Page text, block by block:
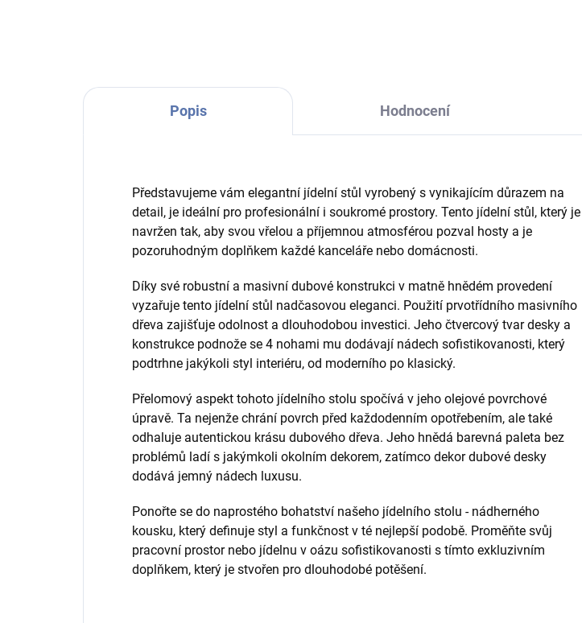
Popis Hodnocení
Představujeme vám elegantní jídelní stůl vyrobený s vynikajícím důrazem na
detail, je ideální pro profesionální i soukromé prostory. Tento jídelní stůl, který je
navržen tak, aby svou vřelou a příjemnou atmosférou pozval hosty a je
pozoruhodným doplňkem každé kanceláře nebo domácnosti.
Díky své robustní a masivní dubové konstrukci v matně hnědém provedení
vyzařuje tento jídelní stůl nadčasovou eleganci. Použití prvotřídního masivního
dřeva zajišťuje odolnost a dlouhodobou investici. Jeho čtvercový tvar desky a
konstrukce podnože se 4 nohami mu dodávají nádech sofistikovanosti, který
podtrhne jakýkoli styl interiéru, od moderního po klasický.
Přelomový aspekt tohoto jídelního stolu spočívá v jeho olejové povrchové
úpravě. Ta nejenže chrání povrch před každodenním opotřebením, ale také
odhaluje autentickou krásu dubového dřeva. Jeho hnědá barevná paleta bez
problémů ladí s jakýmkoli okolním dekorem, zatímco dekor dubové desky
dodává jemný nádech luxusu.
Ponořte se do naprostého bohatství našeho jídelního stolu - nádherného
kousku, který definuje styl a funkčnost v té nejlepší podobě. Proměňte svůj
pracovní prostor nebo jídelnu v oázu sofistikovanosti s tímto exkluzivním
doplňkem, který je stvořen pro dlouhodobé potěšení.